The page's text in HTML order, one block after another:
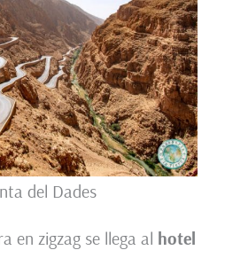
del Dades
en zigzag se llega al hotel